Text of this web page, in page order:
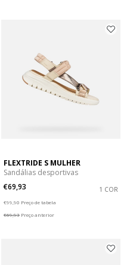
FLEXTRIDE S MULHER
Sandálias desportivas
€69,93
1 COR
€99,90 Preço de tabela
€69,93 Preço anterior